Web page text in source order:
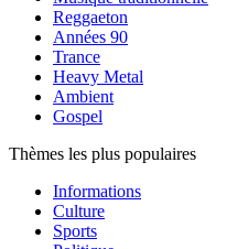
Reggaeton
Années 90
Trance
Heavy Metal
Ambient
Gospel
Thèmes les plus populaires
Informations
Culture
Sports